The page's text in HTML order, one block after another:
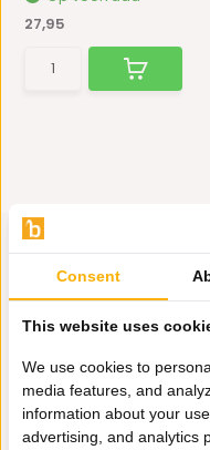
27,95
Hulp
Consent
This website uses
We use cookies to
media features, and
information about your
advertising, and analytics